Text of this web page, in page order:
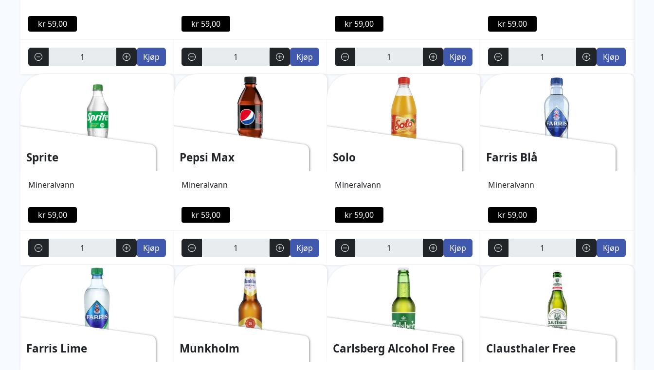
kr 59,00
Antall Kjøp
kr 59,00
Antall Kjøp
kr 59,00
Antall Kjøp
kr 59,00
Antall Kjøp
Sprite
Mineralvann
kr 59,00
Antall Kjøp
Pepsi Max
Mineralvann
kr 59,00
Antall Kjøp
Solo
Mineralvann
kr 59,00
Antall Kjøp
Farris Blå
Mineralvann
kr 59,00
Antall Kjøp
Farris Lime Munkholm Carlsberg Alcohol Free Clausthaler Free